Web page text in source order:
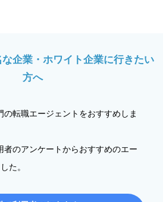
企業・ホワイト企業に行きたい
方へ
の転職エージェントをおすすめしま
者のアンケートからおすすめのエー
た。